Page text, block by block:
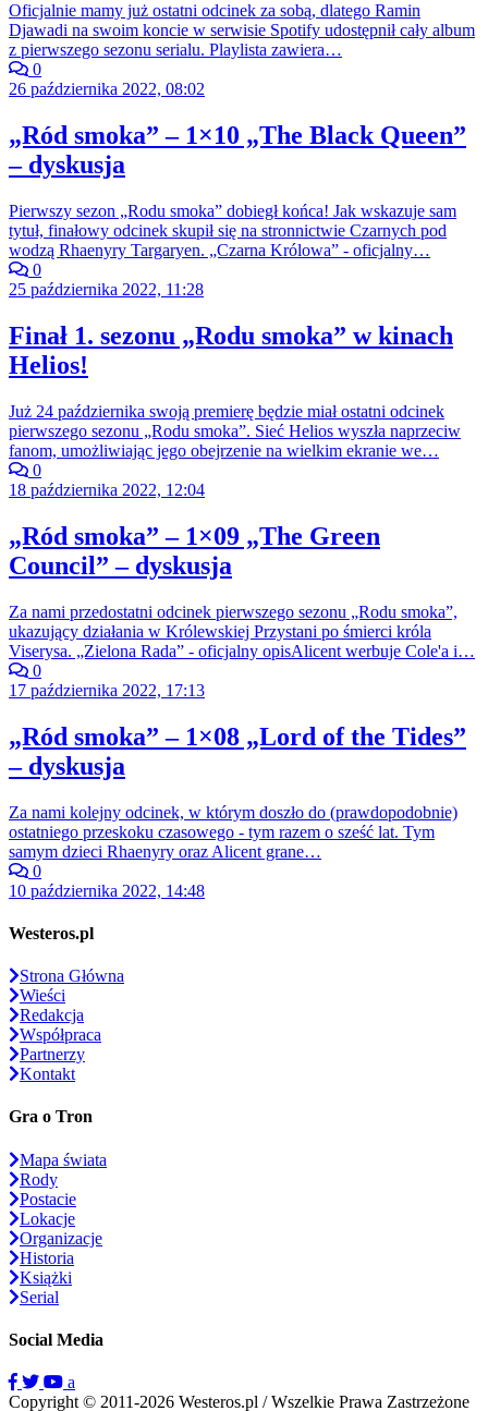
Oficjalnie mamy już ostatni odcinek za sobą, dlatego Ramin
Djawadi na swoim koncie w serwisie Spotify udostępnił cały album
z pierwszego sezonu serialu. Playlista zawiera…
0
26 października 2022, 08:02
„Ród smoka” – 1×10 „The Black Queen”
– dyskusja
Pierwszy sezon „Rodu smoka” dobiegł końca! Jak wskazuje sam
tytuł, finałowy odcinek skupił się na stronnictwie Czarnych pod
wodzą Rhaenyry Targaryen. „Czarna Królowa” - oficjalny…
0
25 października 2022, 11:28
Finał 1. sezonu „Rodu smoka” w kinach
Helios!
Już 24 października swoją premierę będzie miał ostatni odcinek
pierwszego sezonu „Rodu smoka”. Sieć Helios wyszła naprzeciw
fanom, umożliwiając jego obejrzenie na wielkim ekranie we…
0
18 października 2022, 12:04
„Ród smoka” – 1×09 „The Green
Council” – dyskusja
Za nami przedostatni odcinek pierwszego sezonu „Rodu smoka”,
ukazujący działania w Królewskiej Przystani po śmierci króla
Viserysa. „Zielona Rada” - oficjalny opisAlicent werbuje Cole'a i…
0
17 października 2022, 17:13
„Ród smoka” – 1×08 „Lord of the Tides”
– dyskusja
Za nami kolejny odcinek, w którym doszło do (prawdopodobnie)
ostatniego przeskoku czasowego - tym razem o sześć lat. Tym
samym dzieci Rhaenyry oraz Alicent grane…
0
10 października 2022, 14:48
Westeros.pl
Strona Główna
Wieści
Redakcja
Współpraca
Partnerzy
Kontakt
Gra o Tron
Mapa świata
Rody
Postacie
Lokacje
Organizacje
Historia
Książki
Serial
Social Media
a
Copyright © 2011-2026 Westeros.pl / Wszelkie Prawa Zastrzeżone